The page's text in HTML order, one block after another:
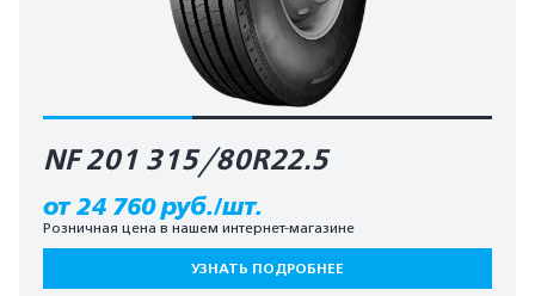
NF 201 315/80R22.5
от 24 760 руб./шт.
Розничная цена в нашем интернет-магазине
УЗНАТЬ ПОДРОБНЕЕ